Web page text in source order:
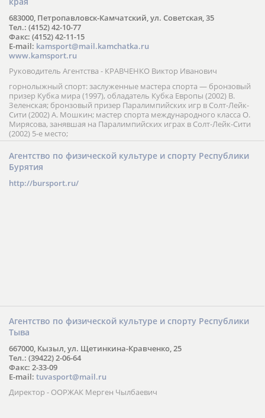
683000, Петропавловск-Камчатский, ул. Советская, 35
Тел.: (4152) 42-10-77
Факс: (4152) 42-11-15
E-mail: kamsport@mail.kamchatka.ru
www.kamsport.ru
Руководитель Агентства - КРАВЧЕНКО Виктор Иванович
горнолыжный спорт: заслуженные мастера спорта — бронзовый
призер Кубка мира (1997), обладатель Кубка Европы (2002) В.
Зеленская; бронзовый призер Паралимпийских игр в Солт-Лейк-
Сити (2002) А. Мошкин; мастер спорта международного класса О.
Мирясова, занявшая на Паралимпийских играх в Солт-Лейк-Сити
(2002) 5-е место;
Агентство по физической культуре и спорту Республики
Бурятия
http://bursport.ru/
Агентство по физической культуре и спорту Республики
Тыва
667000, Кызыл, ул. Щетинкина-Кравченко, 25
Тел.: (39422) 2-06-64
Факс: 2-33-09
E-mail: tuvasport@mail.ru
Директор - ООРЖАК Мерген Чылбаевич